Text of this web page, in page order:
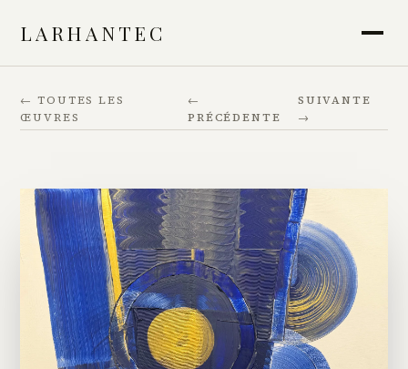
LARHANTEC
← TOUTES LES
ŒUVRES
←
PRÉCÉDENTE
SUIVANTE
→